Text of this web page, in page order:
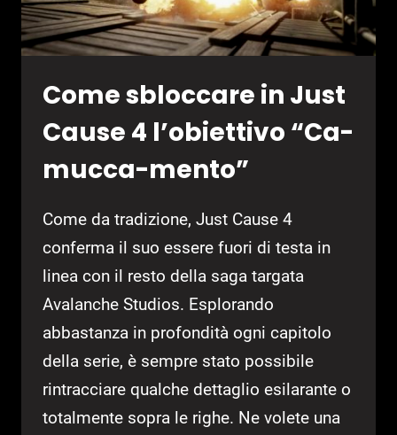
Come sbloccare in Just
Cause 4 l’obiettivo “Ca-
mucca-mento”
Come da tradizione, Just Cause 4
conferma il suo essere fuori di testa in
linea con il resto della saga targata
Avalanche Studios. Esplorando
abbastanza in profondità ogni capitolo
della serie, è sempre stato possibile
rintracciare qualche dettaglio esilarante o
totalmente sopra le righe. Ne volete una